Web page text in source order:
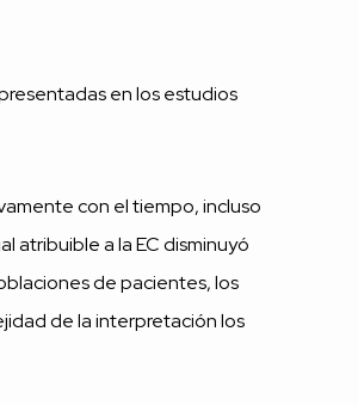
en los estudios
con el tiempo, incluso
atribuible a la EC disminuyó
de pacientes, los
de la interpretación los